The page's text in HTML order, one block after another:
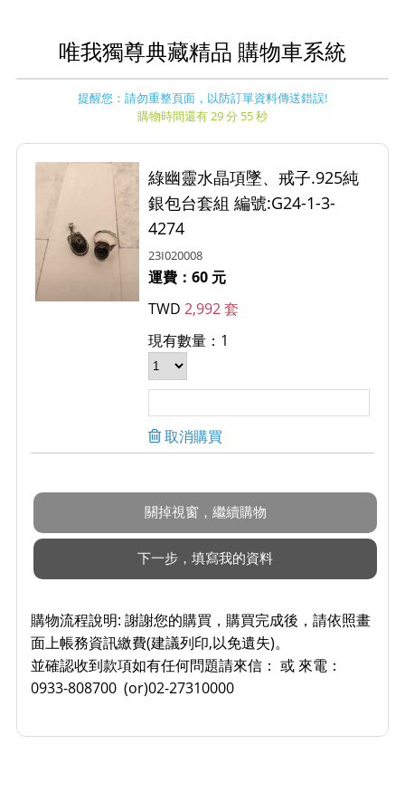
唯我獨尊典藏精品 購物車系統
提醒您：請勿重整頁面，以防訂單資料傳送錯誤!
購物時間還有 29 分 55 秒
綠幽靈水晶項墜、戒子.925純
銀包台套組 編號:G24-1-3-
4274
23I020008
運費：60 元
TWD2,992 套
現有數量：1
取消購買
購物流程說明: 謝謝您的購買，購買完成後，請依照畫
面上帳務資訊繳費(建議列印,以免遺失)。
並確認收到款項如有任何問題請來信： 或 來電：
0933-808700 (or)02-27310000